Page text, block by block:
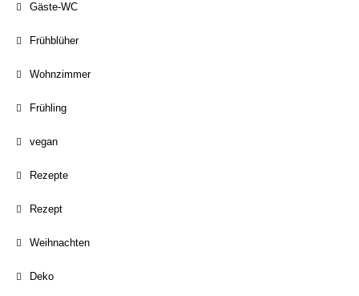
Gäste-WC
Frühblüher
Wohnzimmer
Frühling
vegan
Rezepte
Rezept
Weihnachten
Deko